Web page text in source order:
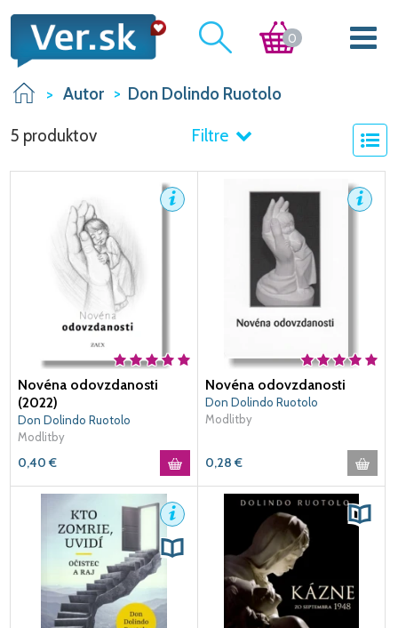
0
Autor Don Dolindo Ruotolo
5 produktov Filtre
Novéna odovzdanosti
(2022)
Don Dolindo Ruotolo
Modlitby
0,40 €
Novéna odovzdanosti
Don Dolindo Ruotolo
Modlitby
0,28 €